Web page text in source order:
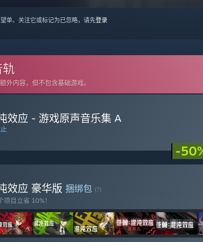
单、关注它或标记为已忽略，请先登录
轨
外内容，但不包含基础游戏。
效应 - 游戏原声音乐集 A
-
效应 豪华版 捆绑包 (?)
目立省 10%！